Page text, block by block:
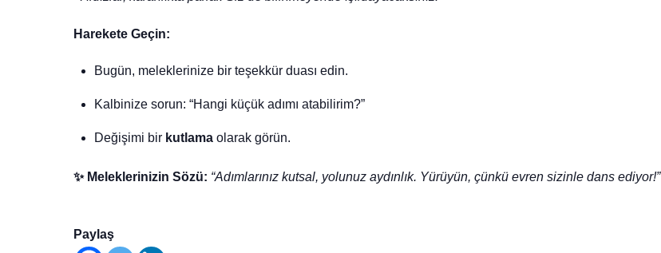
Harekete Geçin:
Bugün, meleklerinize bir teşekkür duası edin.
Kalbinize sorun: “Hangi küçük adımı atabilirim?”
Değişimi bir kutlamaolarak görün.
✨ Meleklerinizin Sözü: “Adımlarınız kutsal, yolunuz aydınlık. Yürüyün, çünkü evren sizinle dans ediyor!”
Paylaş